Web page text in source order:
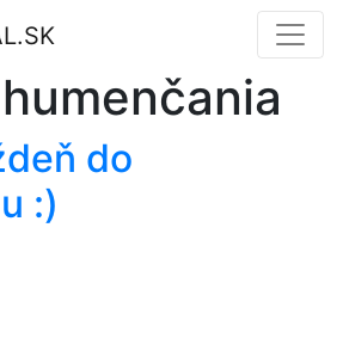
humenčania
do
:)